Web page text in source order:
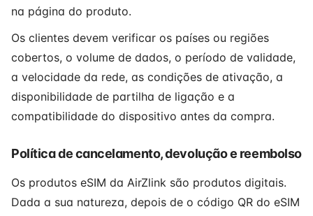
na página do produto.
Os clientes devem verificar os países ou regiões
cobertos, o volume de dados, o período de validade,
a velocidade da rede, as condições de ativação, a
disponibilidade de partilha de ligação e a
compatibilidade do dispositivo antes da compra.
Política de cancelamento, devolução e reembolso
Os produtos eSIM da AirZlink são produtos digitais.
Dada a sua natureza, depois de o código QR do eSIM